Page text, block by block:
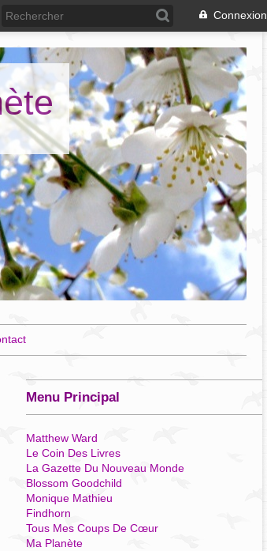
Connexion
Menu Principal
Matthew Ward
Le Coin Des Livres
La Gazette Du Nouveau Monde
Blossom Goodchild
Monique Mathieu
Findhorn
Tous Mes Coups De Cœur
Ma Planète